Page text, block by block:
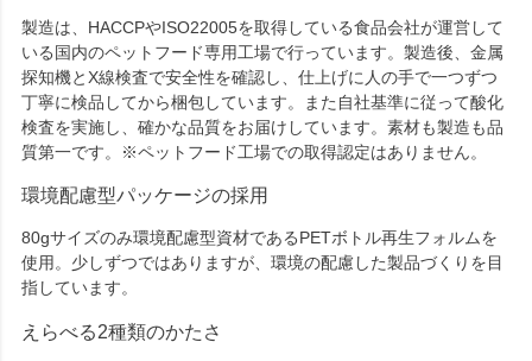
製造は、HACCPやISO22005を取得している食品会社が運営して
いる国内のペットフード専用工場で行っています。製造後、金属
探知機とX線検査で安全性を確認し、仕上げに人の手で一つずつ
丁寧に検品してから梱包しています。また自社基準に従って酸化
検査を実施し、確かな品質をお届けしています。素材も製造も品
質第一です。※ペットフード工場での取得認定はありません。
環境配慮型パッケージの採用
80gサイズのみ環境配慮型資材であるPETボトル再生フォルムを
使用。少しずつではありますが、環境の配慮した製品づくりを目
指しています。
えらべる2種類のかたさ